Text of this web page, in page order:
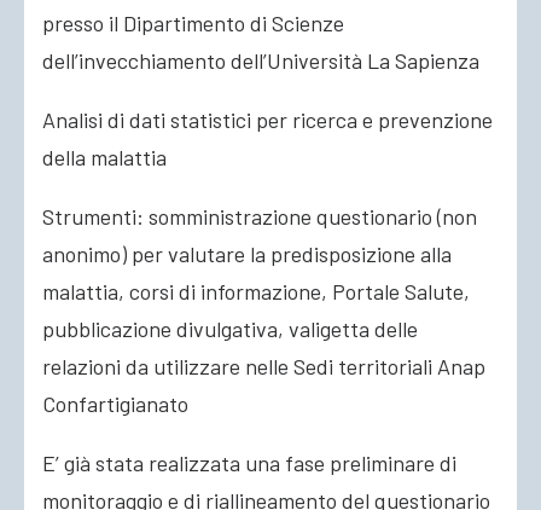
presso il Dipartimento di Scienze
dell’invecchiamento dell’Università La Sapienza
Analisi di dati statistici per ricerca e prevenzione
della malattia
Strumenti: somministrazione questionario (non
anonimo) per valutare la predisposizione alla
malattia, corsi di informazione, Portale Salute,
pubblicazione divulgativa, valigetta delle
relazioni da utilizzare nelle Sedi territoriali Anap
Confartigianato
E’ già stata realizzata una fase preliminare di
monitoraggio e di riallineamento del questionario